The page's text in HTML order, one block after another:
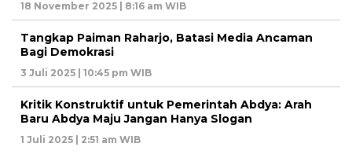
18 November 2025 | 8:16 am WIB
Tangkap Paiman Raharjo, Batasi Media Ancaman
Bagi Demokrasi
3 Juli 2025 | 10:45 pm WIB
Kritik Konstruktif untuk Pemerintah Abdya: Arah
Baru Abdya Maju Jangan Hanya Slogan
1 Juli 2025 | 2:51 am WIB